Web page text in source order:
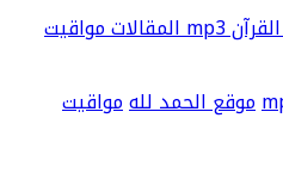
القرآن mp3 المقالاتمواقيت
موقع الحمد للهمواقيت